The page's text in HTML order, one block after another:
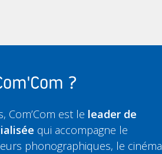
?
Com’Com est le leader de
qui accompagne le
phonographiques, le cinéma